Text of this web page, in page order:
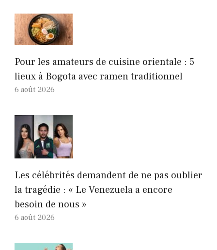
Pour les amateurs de cuisine orientale : 5
lieux à Bogota avec ramen traditionnel
6 août 2026
Les célébrités demandent de ne pas oublier
la tragédie : « Le Venezuela a encore
besoin de nous »
6 août 2026